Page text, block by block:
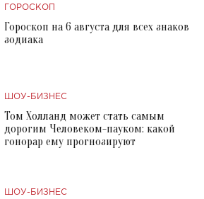
ГОРОСКОП
Гороскоп на 6 августа для всех знаков
зодиака
ШОУ-БИЗНЕС
Том Холланд может стать самым
дорогим Человеком-пауком: какой
гонорар ему прогнозируют
ШОУ-БИЗНЕС